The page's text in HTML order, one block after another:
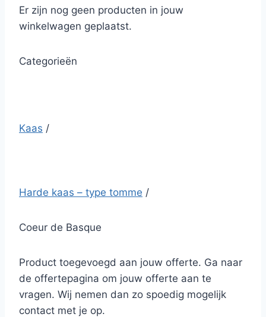
Er zijn nog geen producten in jouw
winkelwagen geplaatst.
Categorieën
Kaas /
Harde kaas – type tomme /
Coeur de Basque
Product toegevoegd aan jouw offerte. Ga naar
de offertepagina om jouw offerte aan te
vragen. Wij nemen dan zo spoedig mogelijk
contact met je op.